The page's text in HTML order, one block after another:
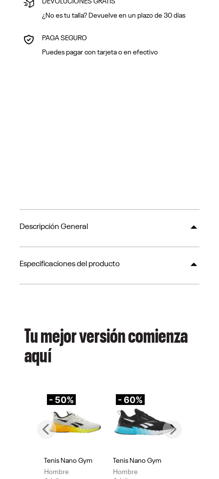
DEVOLUCIONES GRATIS
¿No es tu talla? Devuelve en un plazo de 30 días
PAGA SEGURO
Puedes pagar con tarjeta o en efectivo
Descripción General
Especificaciones del producto
Tu mejor versión comienza
aquí
- 50%
Tenis Nano Gym
Hombre
- 60%
Tenis Nano Gym
Hombre
Previous